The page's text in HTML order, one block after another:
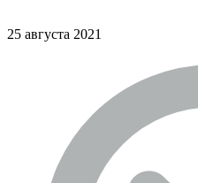
25 августа 2021